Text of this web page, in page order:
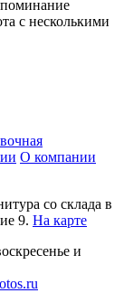
с несколькими
О компании
со склада в
9. На карте
и